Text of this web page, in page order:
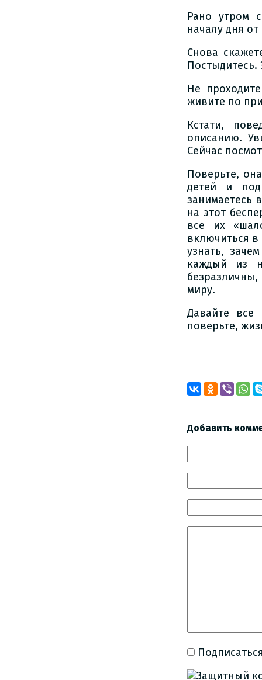
Рано утром
началу дня
Снова
Не
живите по
Кстати,
описанию.
Сейчас
Поверьте,
детей и
занимаетесь
на этот
все их
включиться в
узнать,
каждый из
миру.
Давайте
поверьте,
Добавить